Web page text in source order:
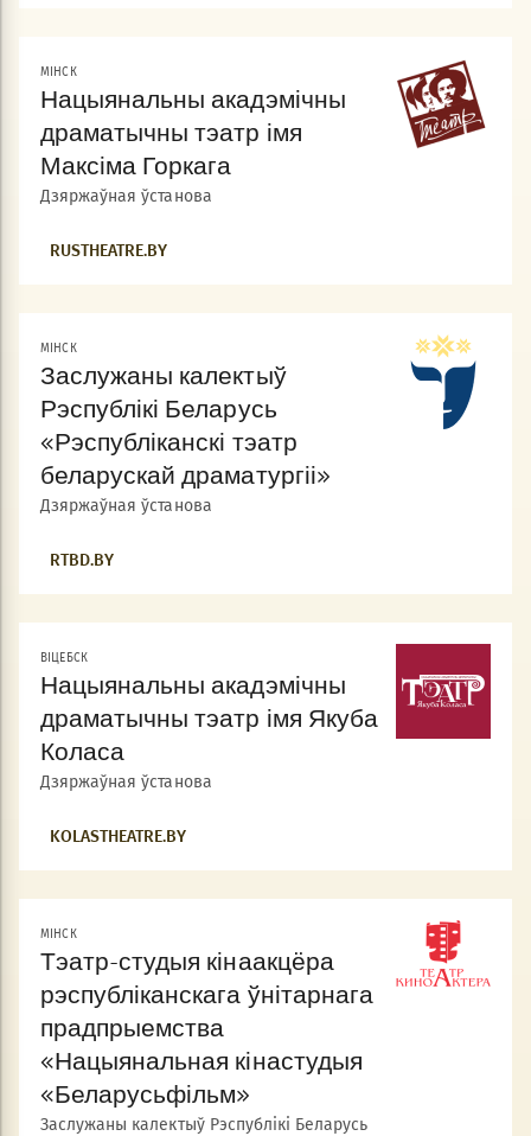
МIНСК
Нацыянальны акадэмічны
драматычны тэатр імя
Максіма Горкага
Дзяржаўная ўстанова
RUSTHEATRE.BY
МIНСК
Заслужаны калектыў
Рэспублікі Беларусь
«Рэспубліканскі тэатр
беларускай драматургіі»
Дзяржаўная ўстанова
RTBD.BY
ВІЦЕБСК
Нацыянальны акадэмічны
драматычны тэатр імя Якуба
Коласа
Дзяржаўная ўстанова
KOLASTHEATRE.BY
МIНСК
Тэатр-студыя кінаакцёра
рэспубліканскага ўнітарнага
прадпрыемства
«Нацыянальная кінастудыя
«Беларусьфільм»
Заслужаны калектыў Рэспублікі Беларусь